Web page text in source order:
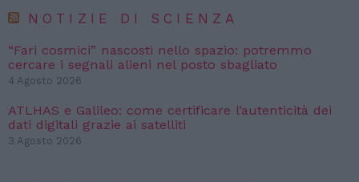
NOTIZIE DI SCIENZA
“Fari cosmici” nascosti nello spazio: potremmo
cercare i segnali alieni nel posto sbagliato
4 Agosto 2026
ATLHAS e Galileo: come certificare l’autenticità dei
dati digitali grazie ai satelliti
3 Agosto 2026